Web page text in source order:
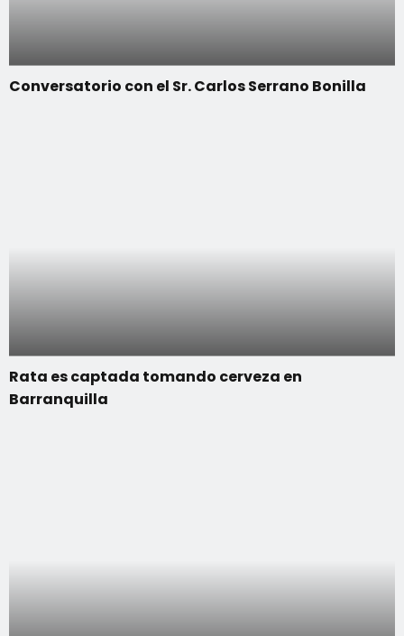
Conversatorio con el Sr. Carlos Serrano Bonilla
Rata es captada tomando cerveza en
Barranquilla